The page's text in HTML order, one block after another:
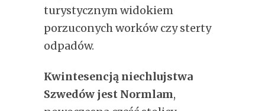
turystycznym widokiem
porzuconych worków czy sterty
odpadów.
Kwintesencją niechlujstwa
Szwedów jest Normlam,